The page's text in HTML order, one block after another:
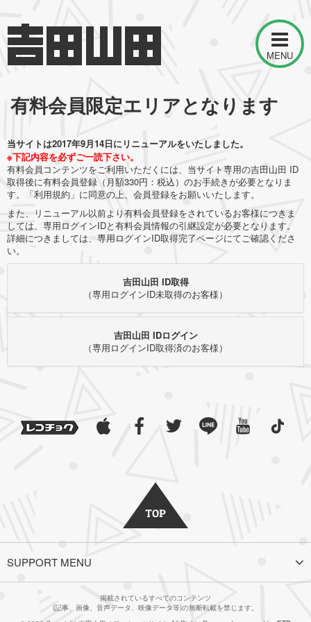
MENU
有料会員限定エリアとなります
当サイトは2017年9月14日にリニューアルをいたしました。
※下記内容を必ずご一読下さい。
有料会員コンテンツをご利用いただくには、当サイト専用の吉田山田 ID
取得後に有料会員登録（月額330円：税込）のお手続きが必要となりま
す。「利用規約」に同意の上、会員登録をお願いいたします。
また、リニューアル以前より有料会員登録をされているお客様につきま
しては、専用ログインIDと有料会員情報の引継設定が必要となります。
詳細につきましては、専用ログインID取得完了ページにてご確認くださ
い。
吉田山田 ID取得
（専用ログインID未取得のお客様）
吉田山田 IDログイン
（専用ログインID取得済のお客様）
SUPPORT MENU
掲載されているすべてのコンテンツ
(記事、画像、音声データ、映像データ等)の無断転載を禁じます。